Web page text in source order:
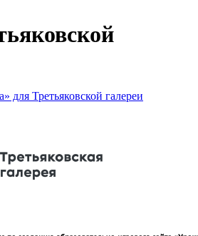
для Третьяковской галереи